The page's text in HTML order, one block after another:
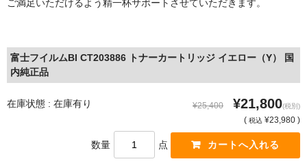
ご満足いただけるよう精一杯サポートさせていただきます。
富士フイルムBI CT203886 トナーカートリッジ イエロー（Y） 国
内純正品
在庫状態 : 在庫有り ¥25,400 ¥21,800(税別)
( 税込 ¥23,980 )
数量 点